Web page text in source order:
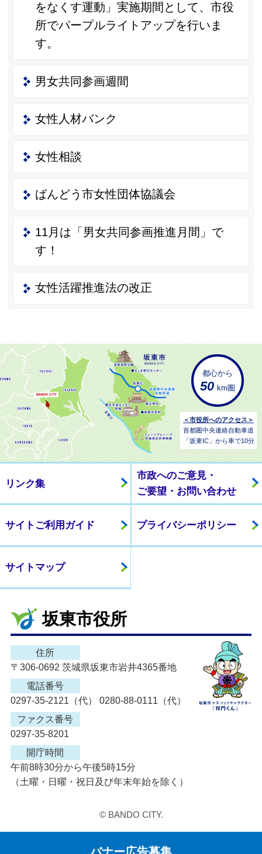
をなくす運動」実施期間として、市役
所でパープルライトアップを行いま
す。
男女共同参画週間
女性人材バンク
女性相談
ばんどう市女性団体協議会
11月は「男女共同参画推進月間」で
す！
女性活躍推進法の改正
都心から
50 km圏
＜市役所へのアクセス＞
首都圏中央連絡自動車道
「坂東IC」から車で10分
リンク集
市政へのご意見・
ご要望・お問い合わせ
サイトご利用ガイド プライバシーポリシー
サイトマップ
坂東市役所
住所
〒306-0692 茨城県坂東市岩井4365番地
電話番号
0297-35-2121（代） 0280-88-0111（代）
ファクス番号
0297-35-8201
開庁時間
午前8時30分から午後5時15分
（土曜・日曜・祝日及び年末年始を除く）
© BANDO CITY.